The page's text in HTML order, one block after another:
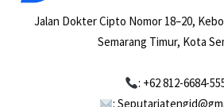
Jalan Dokter Cipto Nomor 18–20,
Semarang Timur, Kota
: +62 812-6684-
: